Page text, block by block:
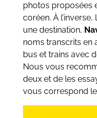
photos proposées
coréen. Àl’inverse,
une destination,
noms transcrits en
bus et trains avec
Nous vous
deux et de les
vous correspond